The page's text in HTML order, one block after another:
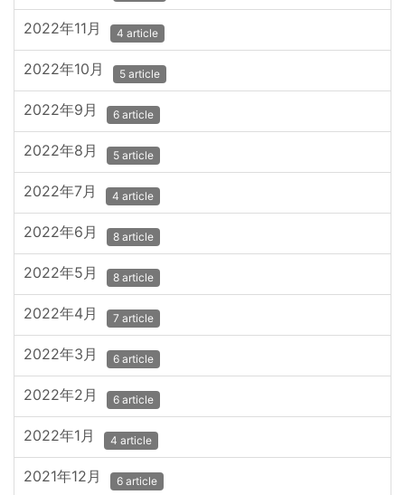
2022年11月 4 article
2022年10月 5 article
2022年9月 6 article
2022年8月 5 article
2022年7月 4 article
2022年6月 8 article
2022年5月 8 article
2022年4月 7 article
2022年3月 6 article
2022年2月 6 article
2022年1月 4 article
2021年12月 6 article